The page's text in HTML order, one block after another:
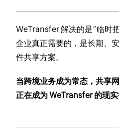
WeTransfer 解决的是“临时
企业真正需要的，是长期、
件共享方案。
当跨境业务成为常态，共享
正在成为 WeTransfer 的现实